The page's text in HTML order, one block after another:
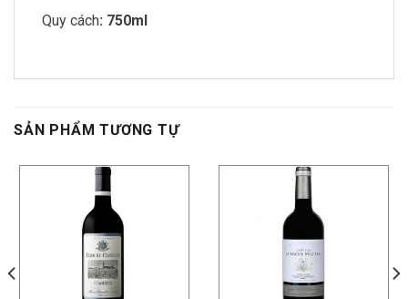
Quy cách: 750ml
SẢN PHẨM TƯƠNG TỰ